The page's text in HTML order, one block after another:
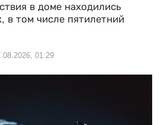
в доме находились
в том числе пятилетний
01:29